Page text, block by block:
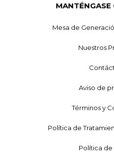
MANTÉNGASE
Mesa de
Nuestros
Aviso de
Términos y
Política de
Política